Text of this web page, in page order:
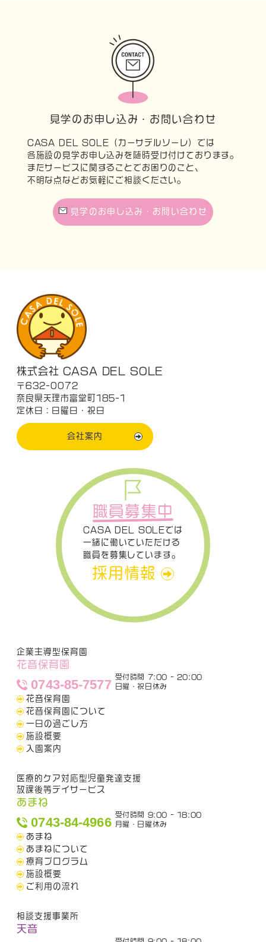
見学のお申し込み・お問い合わせ
CASA DEL SOLE（カーサデルソーレ）では
各施設の見学お申し込みを随時受け付けております。
またサービスに関することでお困りのこと、
不明な点などお気軽にご相談ください。
見学のお申し込み・お問い合わせ
株式会社 CASA DEL SOLE
〒632-0072
奈良県天理市富堂町185-1
定休日：日曜日・祝日
会社案内
職員募集中
CASA DEL SOLEでは
一緒に働いていただける
職員を募集しています。
採用情報
企業主導型保育園
花音保育園
0743-85-7577
受付時間 7:00 - 20:00
日曜・祝日休み
花音保育園
花音保育園について
一日の過ごし方
施設概要
入園案内
医療的ケア対応型児童発達支援
放課後等デイサービス
あまね
0743-84-4966
受付時間 9:00 - 18:00
月曜・日曜休み
あまね
あまねについて
療育プログラム
施設概要
ご利用の流れ
相談支援事業所
天音